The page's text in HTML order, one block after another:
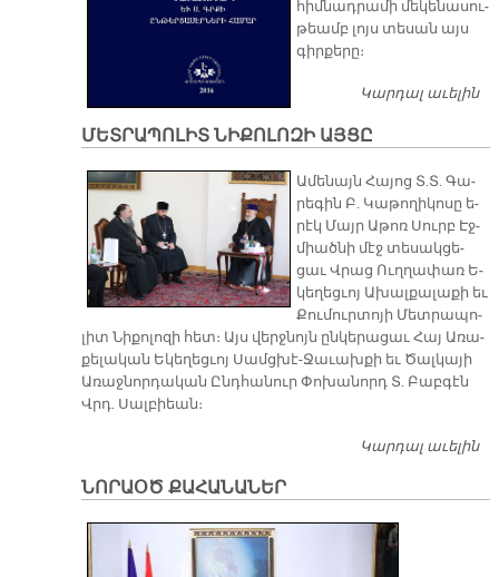
հիմ­նադ­րա­մի մե­կե­նա­սու­
թեամբ լոյս տե­սան այս
գիր­քե­րը։
Կարդալ աւելին
ՄԵՏՐԱՊՈԼԻՏ ՆԻՔՈԼՈԶԻ ԱՅՑԸ
Ա­մե­նայն Հա­յոց Տ.Տ. Գա­
րե­գին Բ. Կա­թո­ղի­կո­սը ե­
րէկ Մայր Ա­թոռ Սուրբ Էջ­
միած­նի մէջ տե­սակ­ցե­
ցաւ Վրաց Ուղ­ղա­փառ Ե­
կե­ղեց­ւոյ Ա­խալ­քա­լա­քի եւ
Քու­մուր­տո­յի Մետ­րա­պո­
լիտ Նի­քո­լո­զի հետ։ Այս վերջ­նոյն ըն­կե­րա­ցաւ Հայ Ա­ռա­
քե­լա­կան Ե­կե­ղեց­ւոյ Սամց­խէ-Ջա­ւախ­քի եւ Ծալ­կա­յի
Ա­ռաջ­նոր­դա­կան Ընդ­հա­նուր Փո­խա­նորդ Տ. Բաբ­գէն
Վրդ. Սալ­բիեան։
Կարդալ աւելին
ՆՈՐԱՕԾ ՔԱՀԱՆԱՆԵՐ